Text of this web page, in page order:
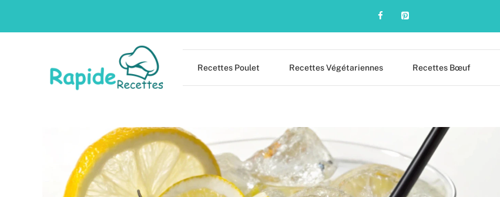
Recettes Poulet Recettes Végétariennes Recettes Bœuf